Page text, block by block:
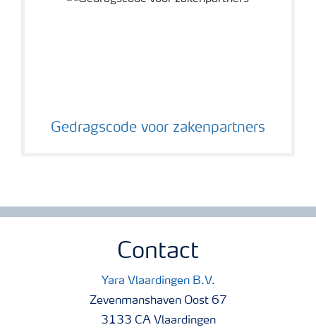
Gedragscode voor zakenpartners
Contact
Yara Vlaardingen B.V.
Zevenmanshaven Oost 67
3133 CA Vlaardingen